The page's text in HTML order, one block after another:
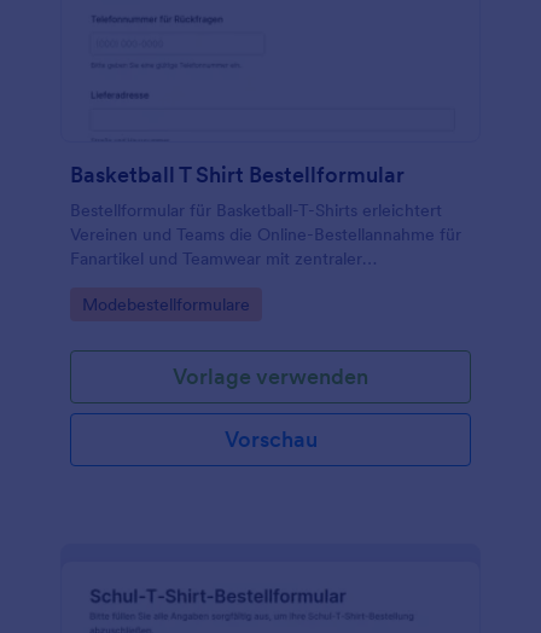
Basketball T Shirt Bestellformular
Bestellformular für Basketball-T-Shirts erleichtert
Vereinen und Teams die Online-Bestellannahme für
Fanartikel und Teamwear mit zentraler
Verwaltung jeder Formularantwort.
Go to Category:
Modebestellformulare
Vorlage verwenden
Vorschau